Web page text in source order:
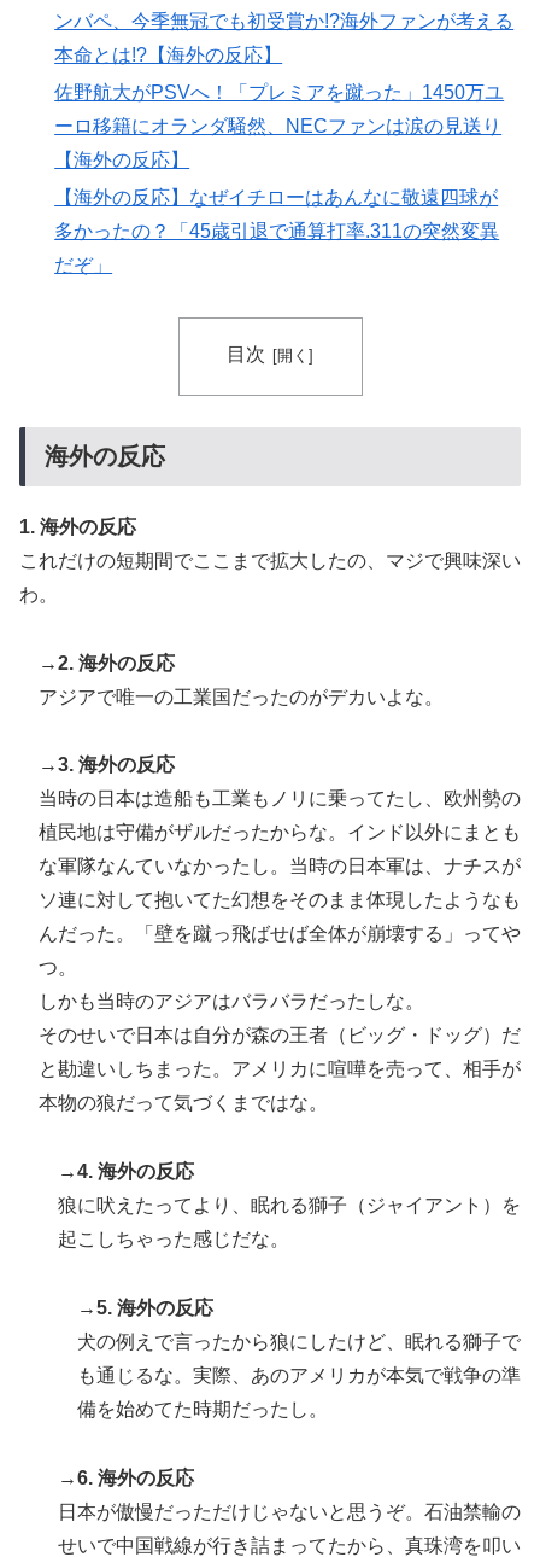
タビューに登場した女子高生4人組がエモすぎると話題
に
▶ 韓国人「PSG、日本の鈴木彩艶に約60億円で正式オファ
ー・・・」→「あいつがそれほどなのか（ブルブル）」
「レギュラーとして出れるとは思わないけど、それでも
やっぱり羨ましいね」
外国人「2026年バロンドールは誰が受賞すべき?」エン
バペ、今季無冠でも初受賞か!?海外ファンが考える本命
とは!?【海外の反応】
【MLB】先発投手のパワーランキング → 「セールが山
本由伸より下はないわ」「菅野は1位のミジオロウスキ
するんだが → 「そのまま電車に乗り続けろ」「日本に
引っ越させるためのクラファンを立ち上げようぜ」
▶
水原一平の賭博問題に新証言「一晩中ずっと賭け続け
▶
海外「いったいなぜ！」なぜか日本人気に嫉妬する西洋
メディアに海外が大騒ぎ
思う？ 第2話 …まぁた侵略者か
▶ 外国人「お前ら日本のアルフォートというチョコレート
知ってる？」
▶ 海外「全部日本の真似だったのか…」 日本の普通のテ
レビ番組が最新SNSの数十年先を行っていたと話題に
▶ 韓国人「PSG、日本の鈴木彩艶に約60億円で正式オファ
「レギュラーとして出れるとは思わない...
▶ 韓国人「日本人は韓国が大好きなはずなのに、実は東南
アジア人と同列に見ているというのは本当なのです
か？」
のアニメファンが一番泣いた日本のアニメとは・・・？
【海外の反応】
ンバペ、今季無冠でも初受賞か!?海外ファンが考える
本命とは!?【海外の反応】
佐野航大がPSVへ！「プレミアを蹴った」1450万ユ
ーロ移籍にオランダ騒然、NECファンは涙の見送り
【海外の反応】
【海外の反応】なぜイチローはあんなに敬遠四球が
多かったの？「45歳引退で通算打率.311の突然変異
だぞ」
目次
海外の反応
1. 海外の反応
これだけの短期間でここまで拡大したの、マジで興味深い
わ。
→2. 海外の反応
アジアで唯一の工業国だったのがデカいよな。
→3. 海外の反応
当時の日本は造船も工業もノリに乗ってたし、欧州勢の
植民地は守備がザルだったからな。インド以外にまとも
な軍隊なんていなかったし。当時の日本軍は、ナチスが
ソ連に対して抱いてた幻想をそのまま体現したようなも
んだった。「壁を蹴っ飛ばせば全体が崩壊する」ってや
つ。
しかも当時のアジアはバラバラだったしな。
そのせいで日本は自分が森の王者（ビッグ・ドッグ）だ
と勘違いしちまった。アメリカに喧嘩を売って、相手が
本物の狼だって気づくまではな。
→4. 海外の反応
狼に吠えたってより、眠れる獅子（ジャイアント）を
起こしちゃった感じだな。
→5. 海外の反応
犬の例えで言ったから狼にしたけど、眠れる獅子で
も通じるな。実際、あのアメリカが本気で戦争の準
備を始めてた時期だったし。
→6. 海外の反応
日本が傲慢だっただけじゃないと思うぞ。石油禁輸の
せいで中国戦線が行き詰まってたから、真珠湾を叩い